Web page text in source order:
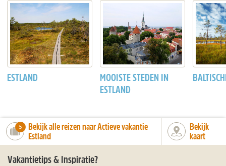
ESTLAND
MOOISTE STEDEN IN
ESTLAND
number_of_trips:
5
Bekijk alle reizen naar Actieve vakantie
Estland
Bekijk
kaart
Vakantietips & Inspiratie?